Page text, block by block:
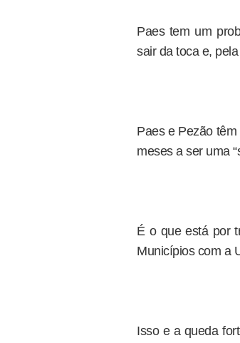
Paes tem um
sair da toca e,
Paes e Pezão
meses a ser uma
É o que está por
Municípios com a
Isso e a queda